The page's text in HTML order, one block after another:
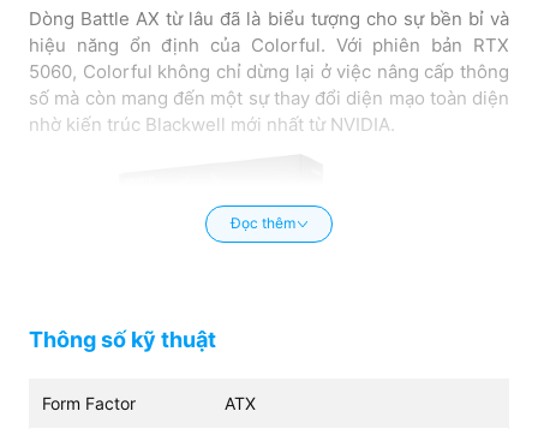
Dòng Battle AX từ lâu đã là biểu tượng cho sự bền bỉ và
hiệu năng ổn định của Colorful. Với phiên bản RTX
5060, Colorful không chỉ dừng lại ở việc nâng cấp thông
số mà còn mang đến một sự thay đổi diện mạo toàn diện
nhờ kiến trúc Blackwell mới nhất từ NVIDIA.
Đọc thêm
Thông số kỹ thuật
Form Factor ATX